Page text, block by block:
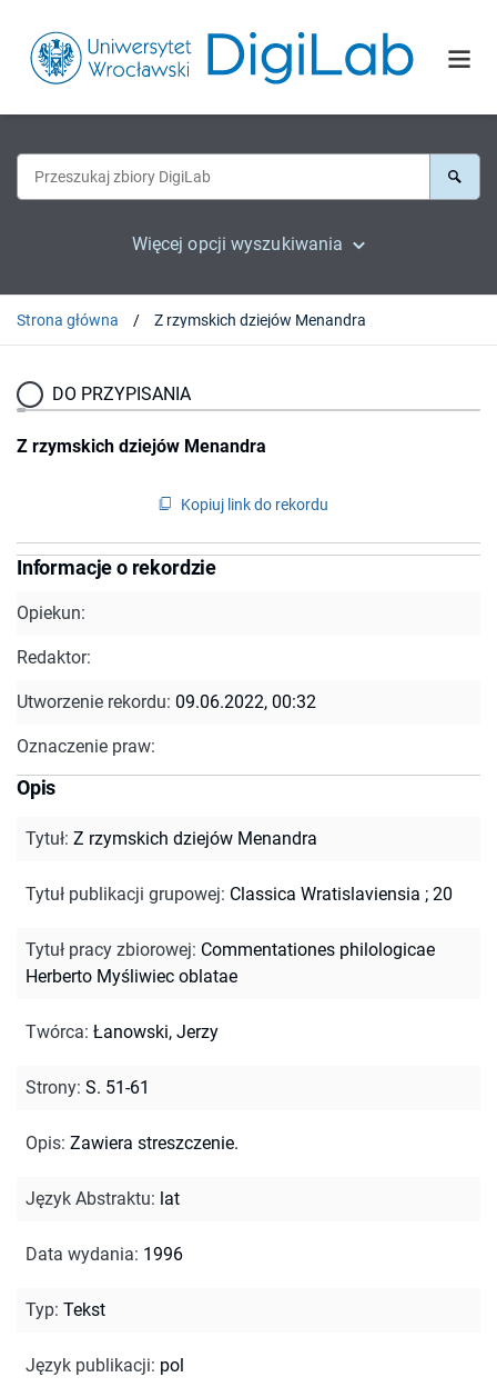
Więcej opcji wyszukiwania
Strona główna Z rzymskich dziejów Menandra
DO PRZYPISANIA
Z rzymskich dziejów Menandra
Kopiuj link do rekordu
Informacje o rekordzie
Opiekun:
Redaktor:
Utworzenie rekordu: 09.06.2022, 00:32
Oznaczenie praw:
Opis
Tytuł: Z rzymskich dziejów Menandra
Tytuł publikacji grupowej: Classica Wratislaviensia ; 20
Tytuł pracy zbiorowej: Commentationes philologicae
Herberto Myśliwiec oblatae
Twórca: Łanowski, Jerzy
Strony: S. 51-61
Opis: Zawiera streszczenie.
Język Abstraktu: lat
Data wydania: 1996
Typ: Tekst
Język publikacji: pol